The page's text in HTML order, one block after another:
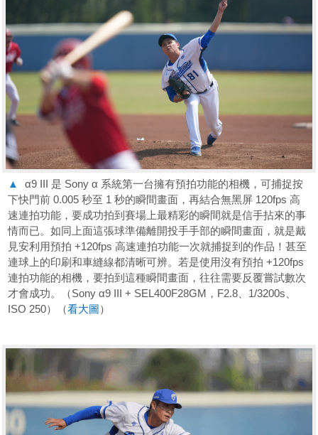
▲
α9 III 是 Sony α 系統第一台擁有預拍功能的相機，可捕捉按
下快門前 0.005 秒至 1 秒的瞬間畫面，再結合無黑屏 120fps 高
速連拍功能，要成功拍到賽場上最精彩的瞬間就是信手拈來的事
情而已。如同上面這張球準備離開投手手部的瞬間畫面，就是戴
見安利用預拍 +120fps 高速連拍功能一次就捕捉到的作品！甚至
連球上的印刷和車縫線都清晰可辨。若是使用沒有預拍 +120fps
連拍功能的相機，要拍到這種瞬間畫面，往往需要反覆嘗試數次
才會成功。（Sony α9 III + SEL400F28GM，F2.8、1/3200s、
ISO 250）（看大圖）